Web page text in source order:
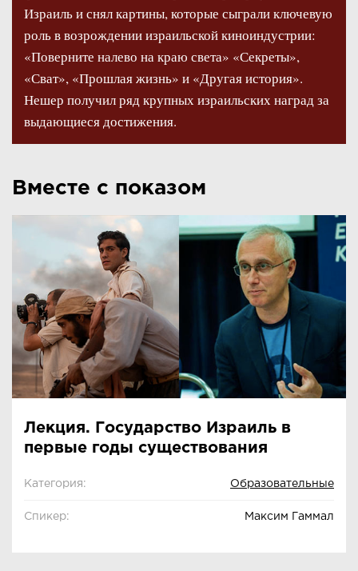
Израиль и снял картины, которые сыграли ключевую
роль в возрождении израильской киноиндустрии:
«Поверните налево на краю света» «Секреты»,
«Сват», «Прошлая жизнь» и «Другая история».
Нешер получил ряд крупных израильских наград за
выдающиеся достижения.
Вместе с показом
Лекция. Государство Израиль в
первые годы существования
Категория: Образовательные
Спикер: Максим Гаммал